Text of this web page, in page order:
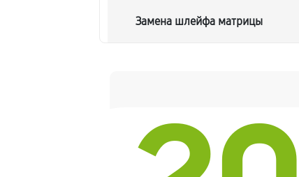
Замена шлейфа матрицы
Замена процессора ноутбука